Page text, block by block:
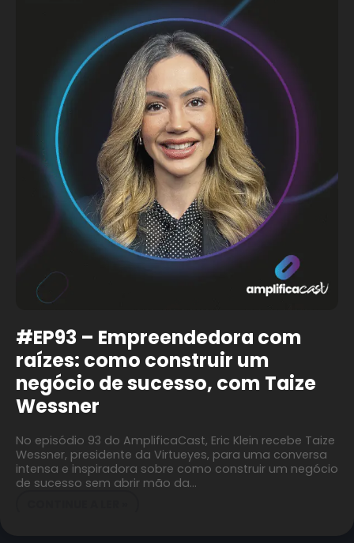
#EP93 – Empreendedora com
raízes: como construir um
negócio de sucesso, com Taize
Wessner
No episódio 93 do AmplificaCast, Eric Klein recebe Taize
Wessner, presidente da Virtueyes, para uma conversa
intensa e inspiradora sobre como construir um negócio
de sucesso sem abrir mão da…